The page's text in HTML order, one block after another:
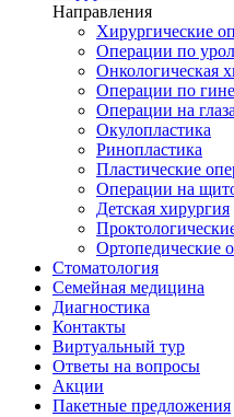
Направления
Хирургические
Операции по
Онкологическая
Операции по
Операции на
Окулопластика
Ринопластика
Пластические
Операции на
Детская хирургия
Ортопедические
Стоматология
Семейная медицина
Диагностика
Контакты
Виртуальный тур
Ответы на вопросы
Акции
Пакетные предложения